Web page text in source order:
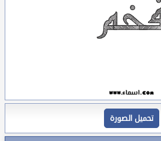
تحميل الصورة